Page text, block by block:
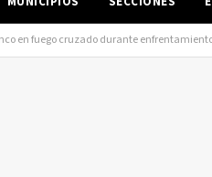
en fuego cruzado durante